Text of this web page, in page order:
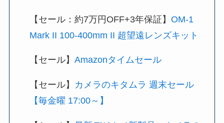
【セール：約7万円OFF+3年保証】OM-1
Mark II 100-400mm II 超望遠レンズキット
【セール】Amazonタイムセール
【セール】 カメラのキタムラ 週末セール
【毎金曜 17:00～】